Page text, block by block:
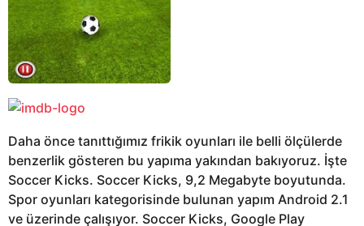
Daha önce tanıttığımız frikik oyunları ile belli ölçülerde
benzerlik gösteren bu yapıma yakından bakıyoruz. İşte
Soccer Kicks. Soccer Kicks, 9,2 Megabyte boyutunda.
Spor oyunları kategorisinde bulunan yapım Android 2.1
ve üzerinde çalışıyor. Soccer Kicks, Google Play